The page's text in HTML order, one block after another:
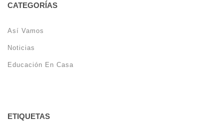
CATEGORÍAS
Así Vamos
Noticias
Educación En Casa
ETIQUETAS